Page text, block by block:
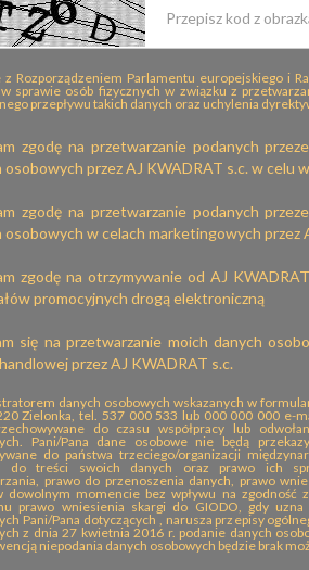
z Rozporządzeniem Parlamentu europejskiego i
sprawie osób fizycznych w związku z
przepływu takich danych oraz uchylenia
zgodę na przetwarzanie podanych
osobowych przez AJ KWADRAT s.c. w celu
zgodę na przetwarzanie podanych
osobowych w celach marketingowych przez
zgodę na otrzymywanie od AJ
promocyjnych drogą elektroniczną
się na przetwarzanie moich danych
przez AJ KWADRAT s.c.
danych osobowych wskazanych w
Zielonka, tel. 537 000 533 lub 000 000 000 e-
do czasu współpracy lub
Pani/Pana dane osobowe nie będą
do państwa trzeciego/organizacji
do treści swoich danych oraz prawo ich
prawo do przenoszenia danych, prawo
dowolnym momencie bez wpływu na zgodność
prawo wniesienia skargi do GIODO, gdy
Pani/Pana dotyczących , narusza przepisy
z dnia 27 kwietnia 2016 r. podanie danych
niepodania danych osobowych będzie brak